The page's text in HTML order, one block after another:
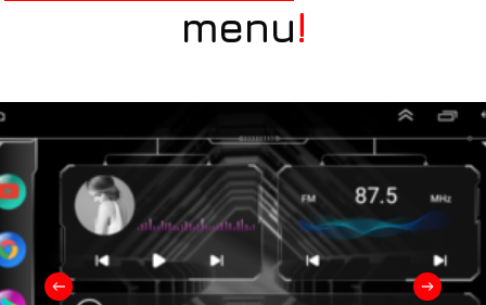
menu!